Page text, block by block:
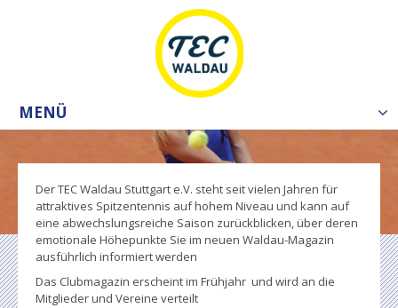
MENÜ
Der TEC Waldau Stuttgart e.V. steht seit vielen Jahren für
attraktives Spitzentennis auf hohem Niveau und kann auf
eine abwechslungsreiche Saison zurückblicken, über deren
emotionale Höhepunkte Sie im neuen Waldau-Magazin
ausführlich informiert werden
Das Clubmagazin erscheint im Frühjahr und wird an die
Mitglieder und Vereine verteilt